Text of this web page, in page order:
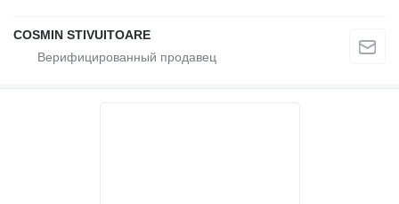
COSMIN STIVUITOARE